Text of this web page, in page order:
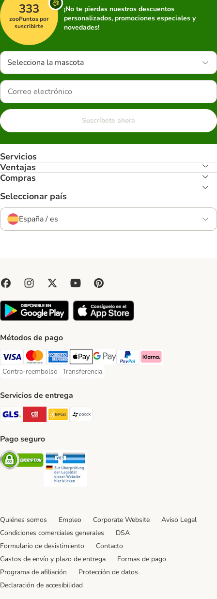
333
zooPuntos por
suscribirte
¡No te pierdas nuestros descuentos
personalizados, promociones especiales y
novedades!
Selecciona la mascota
Suscríbete ahora
Servicios
Ventajas
Compras
Seleccionar país
España / es
Métodos de pago
Visa Payment Method
Mastercard Payment Method
American Express Payment Method
Apple Pay Payment Method
Google Pay Payment Method
PayPal Payment Method
Klarna Payment Method
Contra-reembolso
Contra-reembolso Payment Method
Transferencia
Transferencia Payment Method
Servicios de entrega
GLS Shipping Method
CTTExpress Shipping Method
InPost Shipping Method
paack Shipping Method
Pago seguro
Security
Quiénes somos Empleo Corporate Website
Aviso Legal
Condiciones comerciales generales
DSA
Formulario de desistimiento
Contacto
Gastos de envío y plazo de entrega
Formas de pago
Programa de afiliación
Protección de datos
Declaración de accesibilidad